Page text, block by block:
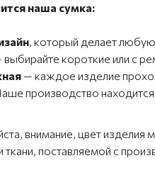
наша сумка:
, который делает
выбирайте короткие или с
— каждое изделие
производство
внимание, цвет изделия
ткани, поставляемой с